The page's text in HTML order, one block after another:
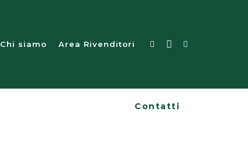
Chi siamo Area Rivenditori
Contatti